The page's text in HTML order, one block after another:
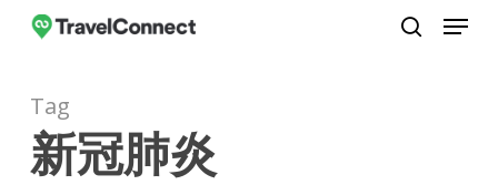
Skip
content
Menu
Tag
新冠肺炎